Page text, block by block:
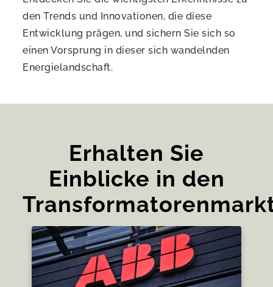
den Trends und Innovationen, die diese
Entwicklung prägen, und sichern Sie sich so
einen Vorsprung in dieser sich wandelnden
Energielandschaft.
Erhalten Sie
Einblicke in den